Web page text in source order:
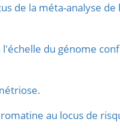
de la méta-analyse
du génome
au locus de